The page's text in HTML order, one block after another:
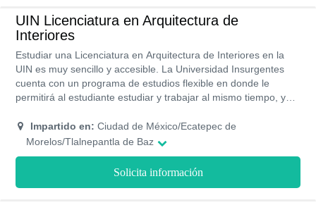
UIN Licenciatura en Arquitectura de
Interiores
Estudiar una Licenciatura en Arquitectura de Interiores en la
UIN es muy sencillo y accesible. La Universidad Insurgentes
cuenta con un programa de estudios flexible en donde le
permitirá al estudiante estudiar y trabajar al mismo tiempo, ya
programas de estudios cuentan con RVOE y acreditación de la
SEP por lo que egresarás de una universidad de gran prestigio
accesibles y contarán con una beca desde el 40% al 55% de
Impartido en: Ciudad de México/Ecatepec de
Morelos/Tlalnepantla de Baz
Solicita información